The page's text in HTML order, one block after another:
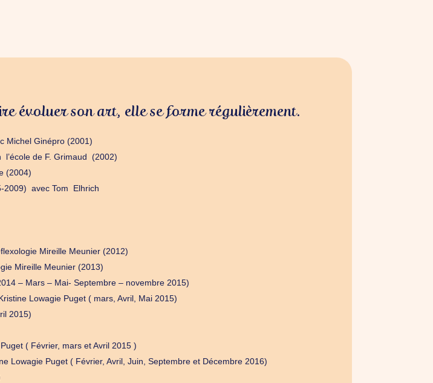
évoluer son art, elle se forme régulièrement.
Michel Ginépro (2001)
l’école de F. Grimaud (2002)
(2004)
2009) avec Tom Elhrich
Mireille Meunier (2012)
Mireille Meunier (2013)
– Mars – Mai- Septembre – novembre 2015)
Lowagie Puget ( mars, Avril, Mai 2015)
2015)
( Février, mars et Avril 2015 )
Lowagie Puget ( Février, Avril, Juin, Septembre et Décembre 2016)